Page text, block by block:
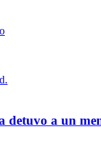
a un